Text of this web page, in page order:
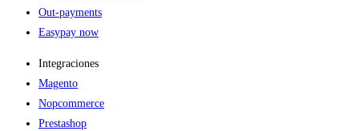
Out-payments
Easypay now
Integraciones
Magento
Nopcommerce
Prestashop